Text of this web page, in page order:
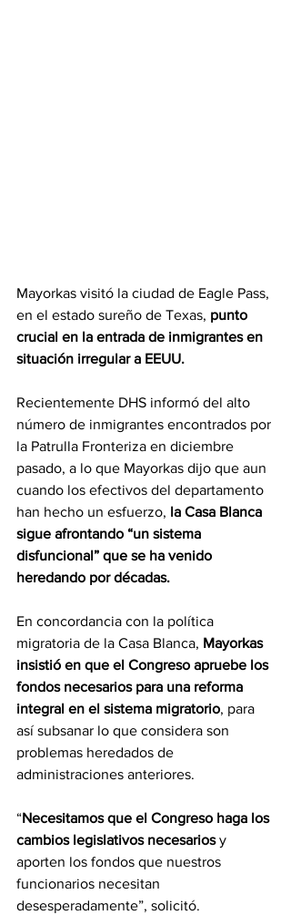
Mayorkas visitó la ciudad de Eagle Pass,
en el estado sureño de Texas, punto
crucial en la entrada de inmigrantes en
situación irregular a EEUU.
Recientemente DHS informó del alto
número de inmigrantes encontrados por
la Patrulla Fronteriza en diciembre
pasado, a lo que Mayorkas dijo que aun
cuando los efectivos del departamento
han hecho un esfuerzo, la Casa Blanca
sigue afrontando “un sistema
disfuncional” que se ha venido
heredando por décadas.
En concordancia con la política
migratoria de la Casa Blanca, Mayorkas
insistió en que el Congreso apruebe los
fondos necesarios para una reforma
integral en el sistema migratorio, para
así subsanar lo que considera son
problemas heredados de
administraciones anteriores.
“Necesitamos que el Congreso haga los
cambios legislativos necesarios y
aporten los fondos que nuestros
funcionarios necesitan
desesperadamente”, solicitó.